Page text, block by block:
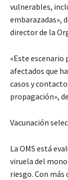
vulnerables,
embarazadas»,
director de la
«Este escenario
afectados que
casos y
propagación»,
Vacunación
La OMS está
viruela del
riesgo. Con